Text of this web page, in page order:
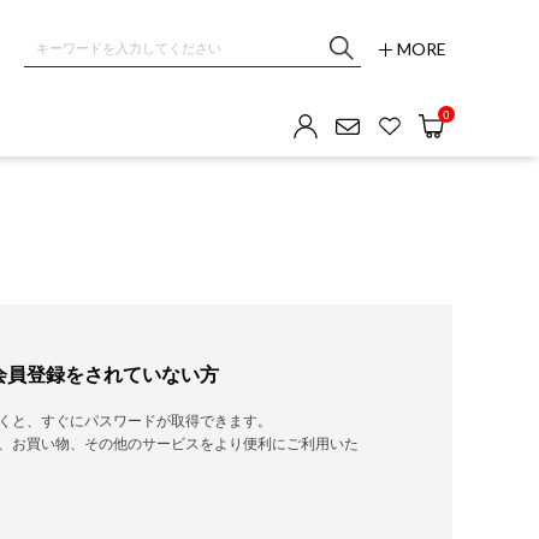
MORE
0
員登録をされていない方
と、すぐにパスワードが取得できます。
お買い物、その他のサービスをより便利にご利用いた